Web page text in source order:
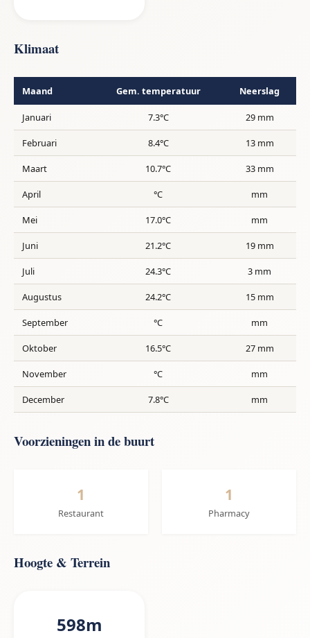
Klimaat
Maand Gem. temperatuur Neerslag
Januari 7.3°C 29 mm
Februari 8.4°C 13 mm
Maart 10.7°C 33 mm
April °C mm
Mei 17.0°C mm
Juni 21.2°C 19 mm
Juli 24.3°C 3 mm
Augustus 24.2°C 15 mm
September °C mm
Oktober 16.5°C 27 mm
November °C mm
December 7.8°C mm
Voorzieningen in de buurt
1
Restaurant
1
Pharmacy
Hoogte & Terrein
598m